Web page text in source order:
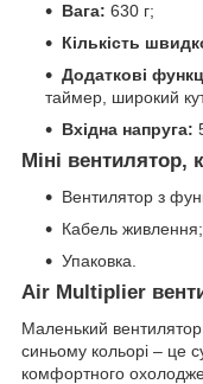
Вага: 630 г;
Кількість
Додаткові
таймер, широкий
Вхідна напруга:
Міні вентилятор,
Вентилятор з
Кабель живлення;
Упаковка.
Air Multiplier
Маленький
синьому кольорі – це
комфортного